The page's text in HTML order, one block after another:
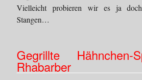
Vielleicht probieren wir es ja
Stangen…
Gegrillte
Rhabarber